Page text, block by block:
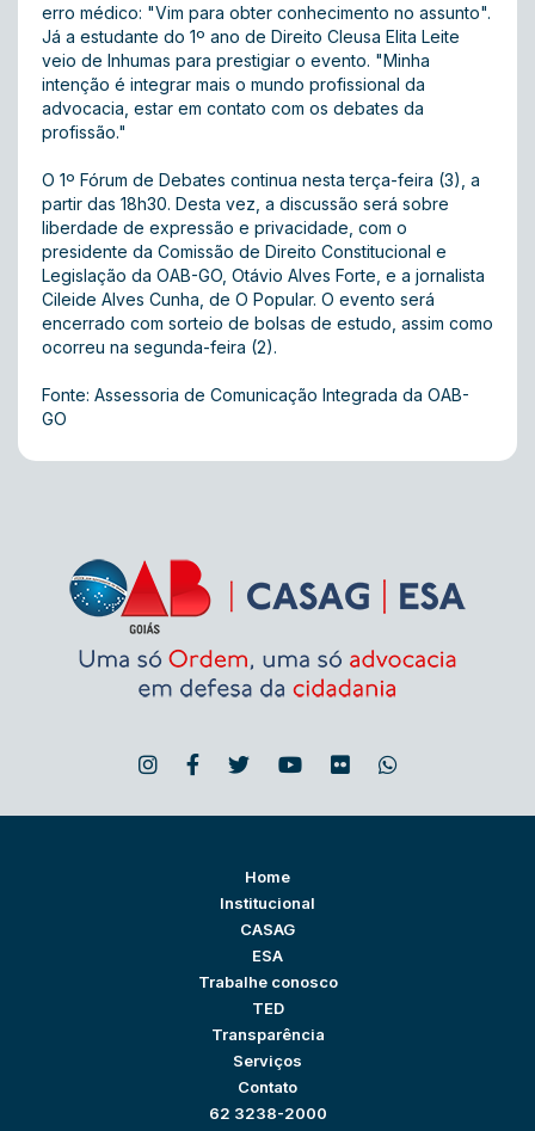
erro médico: "Vim para obter conhecimento no assunto".
Já a estudante do 1º ano de Direito Cleusa Elita Leite
veio de Inhumas para prestigiar o evento. "Minha
intenção é integrar mais o mundo profissional da
advocacia, estar em contato com os debates da
profissão."
O 1º Fórum de Debates continua nesta terça-feira (3), a
partir das 18h30. Desta vez, a discussão será sobre
liberdade de expressão e privacidade, com o
presidente da Comissão de Direito Constitucional e
Legislação da OAB-GO, Otávio Alves Forte, e a jornalista
Cileide Alves Cunha, de O Popular. O evento será
encerrado com sorteio de bolsas de estudo, assim como
ocorreu na segunda-feira (2).
Fonte: Assessoria de Comunicação Integrada da OAB-
GO
Home
Institucional
CASAG
ESA
Trabalhe conosco
TED
Transparência
Serviços
Contato
62 3238-2000